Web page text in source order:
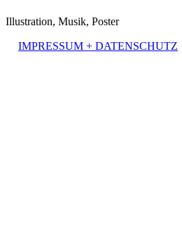
Illustration, Musik, Poster
IMPRESSUM + DATENSCHUTZ